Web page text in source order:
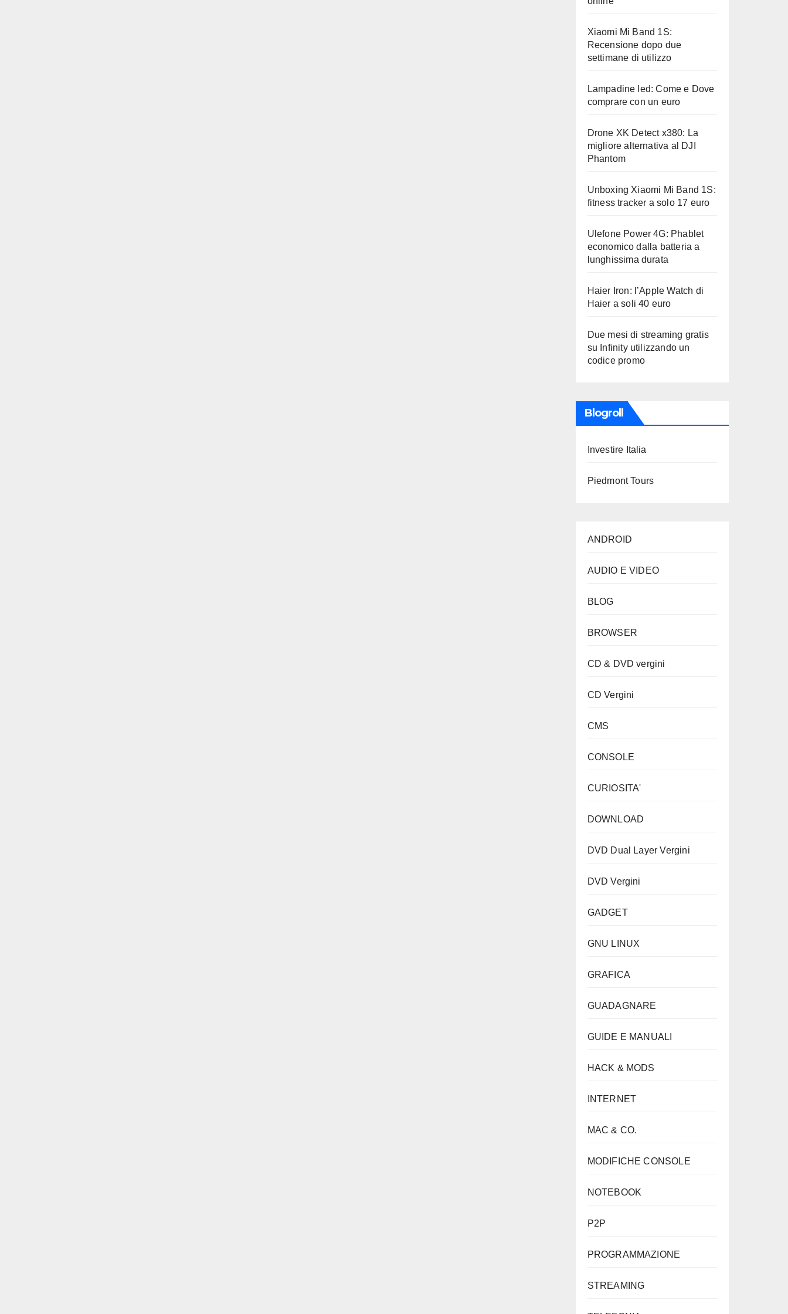
Xiaomi Mi Band 1S:
Recensione dopo due
settimane di utilizzo
Lampadine led: Come e Dove
comprare con un euro
Drone XK Detect x380: La
migliore alternativa al DJI
Phantom
Unboxing Xiaomi Mi Band 1S:
fitness tracker a solo 17 euro
Ulefone Power 4G: Phablet
economico dalla batteria a
lunghissima durata
Haier Iron: l’Apple Watch di
Haier a soli 40 euro
Due mesi di streaming gratis
su Infinity utilizzando un
codice promo
Blogroll
Investire Italia
Piedmont Tours
ANDROID
AUDIO E VIDEO
BLOG
BROWSER
CD & DVD vergini
CD Vergini
CMS
CONSOLE
CURIOSITA'
DOWNLOAD
DVD Dual Layer Vergini
DVD Vergini
GADGET
GNU LINUX
GRAFICA
GUADAGNARE
GUIDE E MANUALI
HACK & MODS
INTERNET
MAC & CO.
MODIFICHE CONSOLE
NOTEBOOK
P2P
PROGRAMMAZIONE
STREAMING